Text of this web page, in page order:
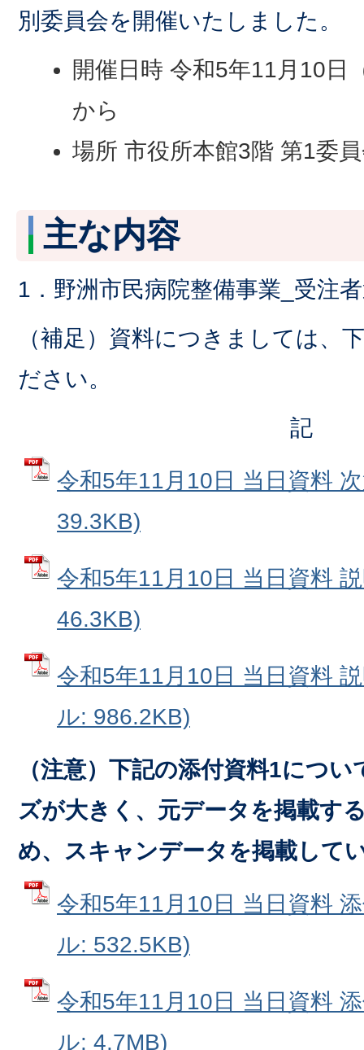
別委員会を開催いたしました。
開催日時 令和5年11月10日
から
場所 市役所本館3階 第1委
主な内容
1．野洲市民病院整備事業_受注
（補足）資料につきましては、
ださい。
記
令和5年11月10日 当日資料
39.3KB)
令和5年11月10日 当日資料
46.3KB)
令和5年11月10日 当日資料
ル: 986.2KB)
（注意）下記の添付資料1につ
ズが大きく、元データを掲載す
め、スキャンデータを掲載して
令和5年11月10日 当日資料
ル: 532.5KB)
令和5年11月10日 当日資料
ル: 4.7MB)